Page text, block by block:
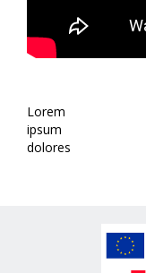
Lorem
ipsum
dolores